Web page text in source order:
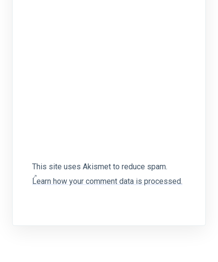
This site uses Akismet to reduce spam.
Learn how your comment data is processed.